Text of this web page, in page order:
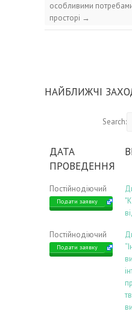
особливими
просторі →
НАЙБЛИЖЧІ
Search:
ДАТА
ПРОВЕДЕННЯ
Постійнодіючий
Подати заявку
Постійнодіючий
Подати заявку